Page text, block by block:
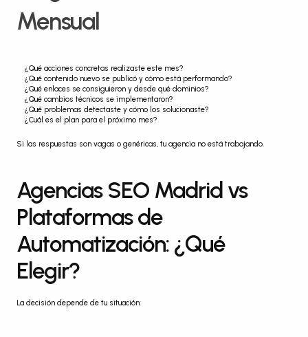
Mensual
¿Qué acciones concretas realizaste este mes?
¿Qué contenido nuevo se publicó y cómo está performando?
¿Qué enlaces se consiguieron y desde qué dominios?
¿Qué cambios técnicos se implementaron?
¿Qué problemas detectaste y cómo los solucionaste?
¿Cuál es el plan para el próximo mes?
Si las respuestas son vagas o genéricas, tu agencia no está trabajando.
Agencias SEO Madrid vs
Plataformas de
Automatización: ¿Qué
Elegir?
La decisión depende de tu situación: